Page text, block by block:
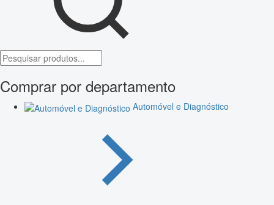
Comprar por departamento
Automóvel e Diagnóstico